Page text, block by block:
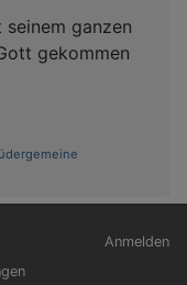
ganzen
gekommen
Anmelden